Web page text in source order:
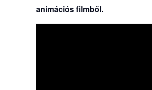
animációs filmből.